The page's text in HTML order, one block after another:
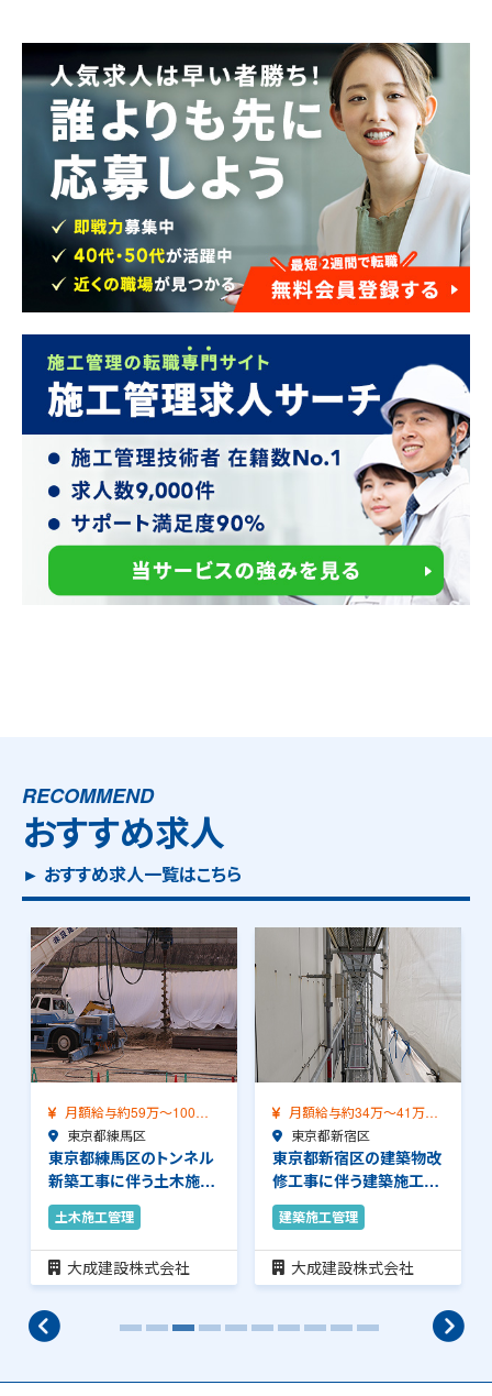
RECOMMEND
おすすめ求人
► おすすめ求人一覧はこちら
月額給与約59万～100万
（前職給与保証…
東京都練馬区
東京都練馬区のトンネル
新築工事に伴う土木施工
管理のお仕事です…
土木施工管理
大成建設株式会社
月額給与約34万～41万
（前職給与保証）…
東京都新宿区
東京都新宿区の建築物改
修工事に伴う建築施工管
理のお仕事です。…
建築施工管理
大成建設株式会社